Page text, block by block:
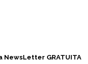
NewsLetter GRATUITA